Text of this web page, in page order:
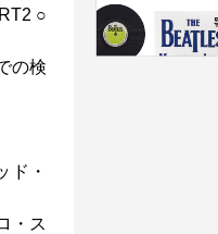
○
の検
ド・
・ス